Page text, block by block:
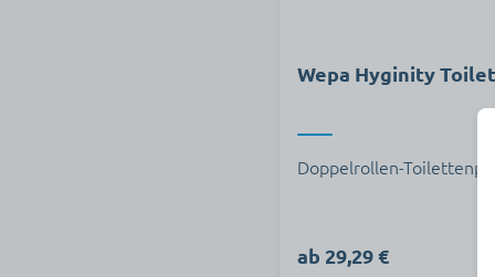
Wepa Hyginity
Doppelrollen-
ab 29,29 €